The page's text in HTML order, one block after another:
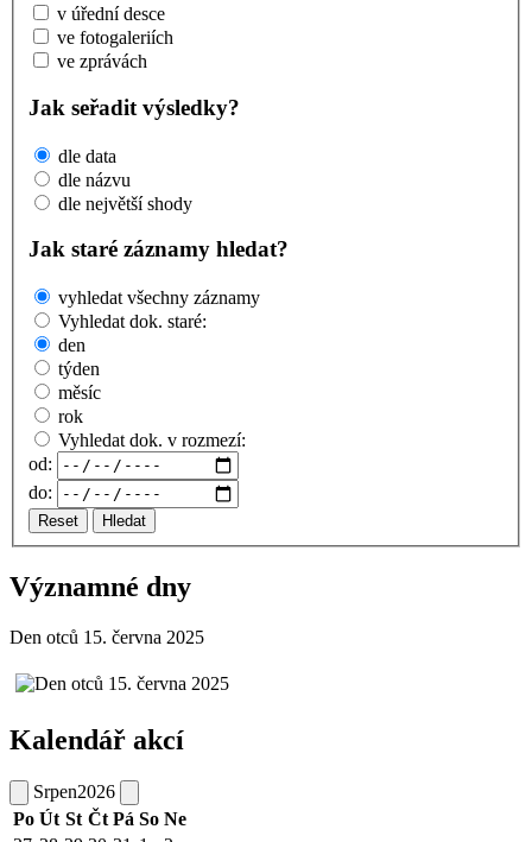
v úřední desce
ve fotogaleriích
ve zprávách
Jak seřadit výsledky?
dle data
dle názvu
dle největší shody
Jak staré záznamy hledat?
vyhledat všechny záznamy
Vyhledat dok. staré:
den
týden
měsíc
rok
Vyhledat dok. v rozmezí:
od:
do:
Reset Hledat
Významné dny
Den otců 15. června 2025
Kalendář akcí
Srpen2026
Po Út St Čt Pá So Ne